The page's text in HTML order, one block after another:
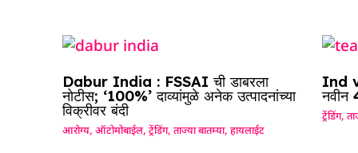
Dabur India : FSSAI ची डाबरला
नोटीस; ‘100%’ दाव्यांमुळे अनेक उत्पादनांच्या
विक्रीवर बंदी
आरोग्य,ऑटोमोबाईल,ट्रेंडिंग,ताज्या बातम्या,हायलाईट
Ind
नवीन
ट्रेंडिंग,